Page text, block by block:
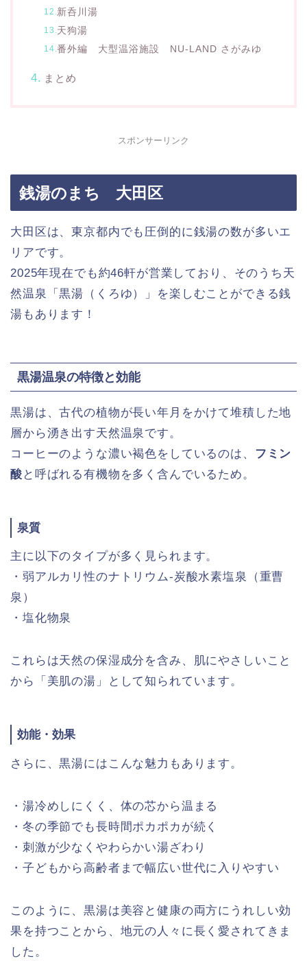
新呑川湯
天狗湯
番外編 大型温浴施設 NU-LAND さがみゆ
まとめ
スポンサーリンク
銭湯のまち 大田区
大田区は、東京都内でも圧倒的に銭湯の数が多いエ
リアです。
2025年現在でも約46軒が営業しており、そのうち天
然温泉「黒湯（くろゆ）」を楽しむことができる銭
湯もあります！
黒湯温泉の特徴と効能
黒湯は、古代の植物が長い年月をかけて堆積した地
層から湧き出す天然温泉です。
コーヒーのような濃い褐色をしているのは、 フミン
酸 と呼ばれる有機物を多く含んでいるため。
泉質
主に以下のタイプが多く見られます。
・弱アルカリ性のナトリウム‐炭酸水素塩泉（重曹
泉）
・塩化物泉
これらは天然の保湿成分を含み、肌にやさしいこと
から「美肌の湯」として知られています。
効能・効果
さらに、黒湯にはこんな魅力もあります。
・湯冷めしにくく、体の芯から温まる
・冬の季節でも長時間ポカポカが続く
・刺激が少なくやわらかい湯ざわり
・子どもから高齢者まで幅広い世代に入りやすい
このように、黒湯は美容と健康の両方にうれしい効
果を持つことから、地元の人々に長く愛されてきま
した。